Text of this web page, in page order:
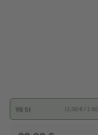
98 St (1,00 € / 1 St)